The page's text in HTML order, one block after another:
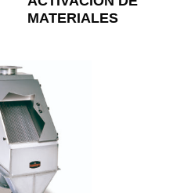
MATERIALES